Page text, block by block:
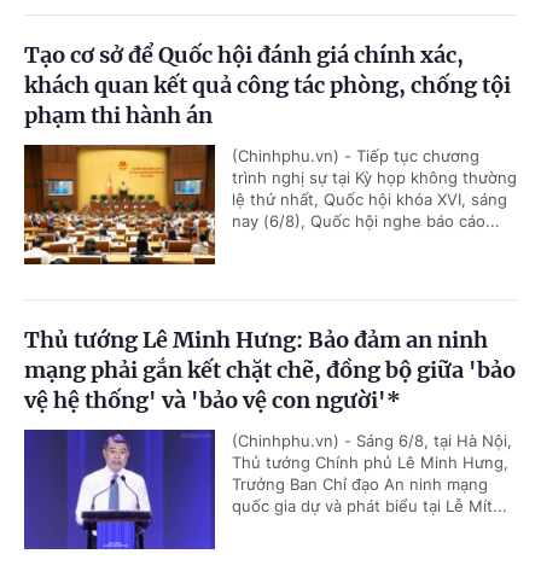
Tạo cơ sở để Quốc hội đánh giá chính xác,
khách quan kết quả công tác phòng, chống tội
phạm thi hành án
(Chinhphu.vn) - Tiếp tục chương
trình nghị sự tại Kỳ họp không thường
lệ thứ nhất, Quốc hội khóa XVI, sáng
nay (6/8), Quốc hội nghe báo cáo...
Thủ tướng Lê Minh Hưng: Bảo đảm an ninh
mạng phải gắn kết chặt chẽ, đồng bộ giữa 'bảo
vệ hệ thống' và 'bảo vệ con người'*
(Chinhphu.vn) - Sáng 6/8, tại Hà Nội,
Thủ tướng Chính phủ Lê Minh Hưng,
Trưởng Ban Chỉ đạo An ninh mạng
quốc gia dự và phát biểu tại Lễ Mít...